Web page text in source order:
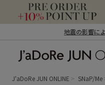
地震の影響に
ン オンライン）
J'aDoRe JUN ONLINE SNaP/Me